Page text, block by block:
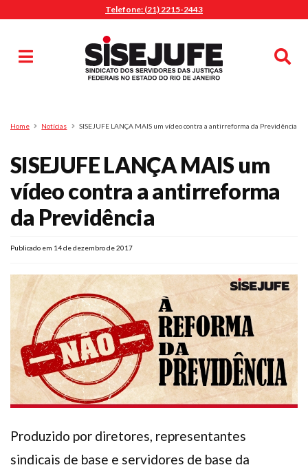
Telefone: (21) 2215-2443
Pesquisa
Home Notícias SISEJUFE LANÇA MAIS um vídeo contra a antirreforma da Previdência
SISEJUFE LANÇA MAIS um
vídeo contra a antirreforma
da Previdência
Publicado em 14 de dezembro de 2017
Produzido por diretores, representantes
sindicais de base e servidores de base da
MENU
Sindicalize-se
Diretoria
O Sindicato
Agenda
Casa do Alto
Sede Campestre
Gympass Wellhub
Seguro Auto
Plano de Saúde
Assistência Funeral
Pós-graduação
FacebookInstagramTwitter YoutubeTikTok Whatsapp